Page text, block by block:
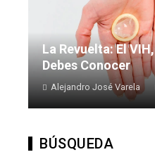
La Revuelta: El
Debes Conocer
Alejandro José Varela
BÚSQUEDA